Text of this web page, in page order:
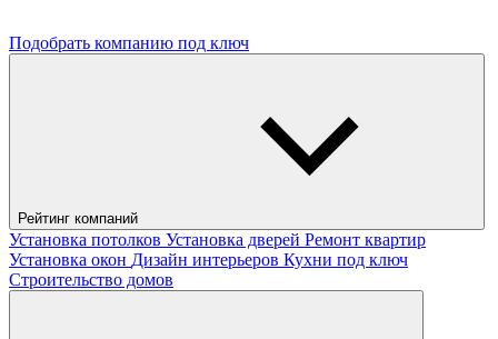
Подобрать компанию под ключ
Рейтинг компаний
Установка потолков Установка дверей Ремонт квартир
Установка окон Дизайн интерьеров Кухни под ключ
Строительство домов